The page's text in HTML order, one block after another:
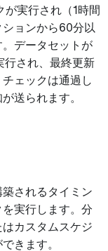
実行され（1時間
ョンから60分以
。データセットが
行され、最終更新
ェックは通過し
送られます。
されるタイミン
実行します。分
カスタムスケジ
きます。